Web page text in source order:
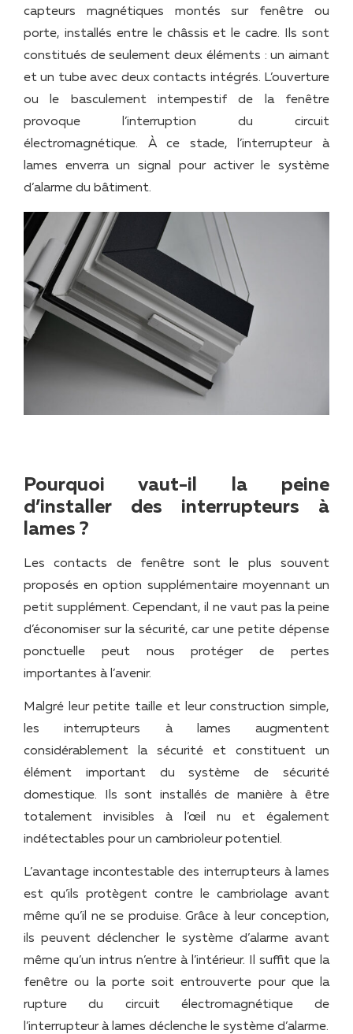
capteurs magnétiques montés sur fenêtre ou
porte, installés entre le châssis et le cadre. Ils sont
constitués de seulement deux éléments : un aimant
et un tube avec deux contacts intégrés. L’ouverture
ou le basculement intempestif de la fenêtre
provoque l’interruption du circuit
électromagnétique. À ce stade, l’interrupteur à
lames enverra un signal pour activer le système
d’alarme du bâtiment.
Pourquoi vaut-il la peine
d’installer des interrupteurs à
lames ?
Les contacts de fenêtre sont le plus souvent
proposés en option supplémentaire moyennant un
petit supplément. Cependant, il ne vaut pas la peine
d’économiser sur la sécurité, car une petite dépense
ponctuelle peut nous protéger de pertes
importantes à l’avenir.
Malgré leur petite taille et leur construction simple,
les interrupteurs à lames augmentent
considérablement la sécurité et constituent un
élément important du système de sécurité
domestique. Ils sont installés de manière à être
totalement invisibles à l’œil nu et également
indétectables pour un cambrioleur potentiel.
L’avantage incontestable des interrupteurs à lames
est qu’ils protègent contre le cambriolage avant
même qu’il ne se produise. Grâce à leur conception,
ils peuvent déclencher le système d’alarme avant
même qu’un intrus n’entre à l’intérieur. Il suffit que la
fenêtre ou la porte soit entrouverte pour que la
rupture du circuit électromagnétique de
l’interrupteur à lames déclenche le système d’alarme.